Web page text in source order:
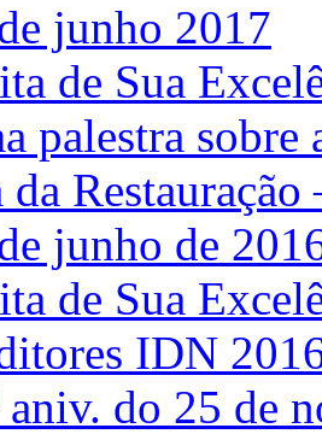
junho 2017
de Sua
palestra sobre
Restauração
junho de
de Sua
IDN
aniv. do 25 de